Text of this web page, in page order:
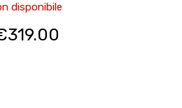
disponibile
319.00